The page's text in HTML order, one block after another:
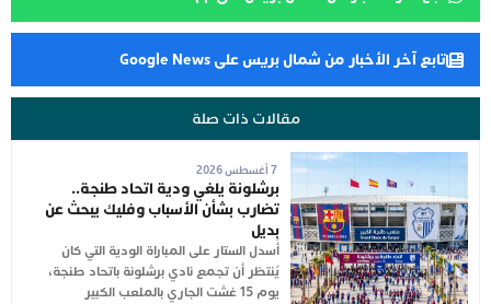
تابع آخر الأخبار من شمال بريس على Google News
مقالات ذات صلة
7 أغسطس 2026
برشلونة يلغي ودية اتحاد طنجة..
تضارب بشأن الأسباب وفليك يبحث عن
بديل
أُسدل الستار على المباراة الودية التي كان
يُنتظر أن تجمع نادي برشلونة باتحاد طنجة،
يوم 15 غشت الجاري بالملعب الكبير